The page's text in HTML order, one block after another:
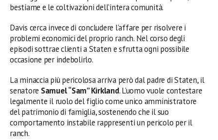
bestiame e le coltivazioni dell’intera comunità.
Davis cerca invece di concludere l’affare per risolvere i
problemi economici del proprio ranch. Nel corso degli
episodi sottrae clienti a Staten e sfrutta ogni possibile
occasione per indebolirlo.
La minaccia più pericolosa arriva però dal padre di Staten, il
senatore Samuel “Sam” Kirkland. L’uomo vuole contestare
legalmente il ruolo del figlio come unico amministratore
del patrimonio di famiglia, sostenendo che il suo
comportamento instabile rappresenti un pericolo per il
ranch.